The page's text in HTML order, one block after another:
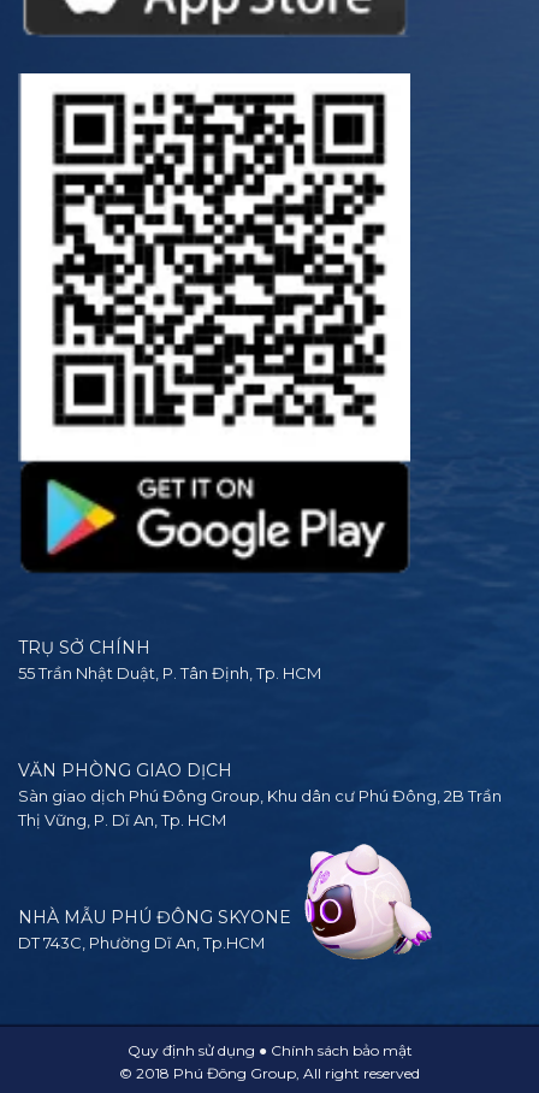
TRỤ SỞ CHÍNH
55 Trần Nhật Duật, P. Tân Định, Tp. HCM
VĂN PHÒNG GIAO DỊCH
Sàn giao dịch Phú Đông Group, Khu dân cư Phú Đông, 2B Trần
Thị Vững, P. Dĩ An, Tp. HCM
NHÀ MẪU PHÚ ĐÔNG SKYONE
DT 743C, Phường Dĩ An, Tp.HCM
Quy định sử dụng ● Chính sách bảo mật
© 2018 Phú Đông Group, All right reserved